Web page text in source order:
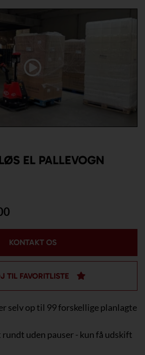
EL PALLEVOGN
KONTAKT OS
TIL FAVORITLISTE
selv op til 99 forskellige planlagte
rundt uden pauser - kun få udskift